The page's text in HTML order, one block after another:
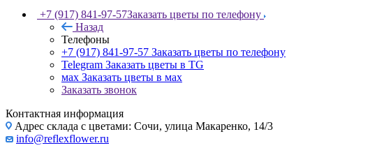
+7 (917) 841-97-57Заказать цветы по телефону
Назад
Телефоны
+7 (917) 841-97-57 Заказать цветы по телефону
Telegram Заказать цветы в TG
мах Заказать цветы в мах
Заказать звонок
Контактная информация
Адрес склада с цветами: Сочи, улица Макаренко, 14/3
info@reflexflower.ru